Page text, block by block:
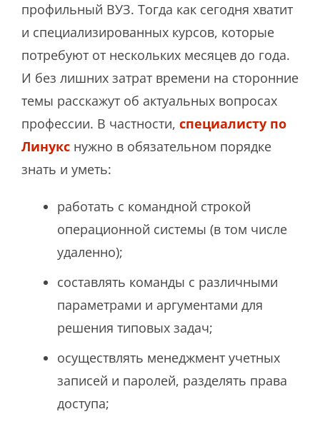
профильный ВУЗ. Тогда как сегодня хватит
и специализированных курсов, которые
потребуют от нескольких месяцев до года.
И без лишних затрат времени на сторонние
темы расскажут об актуальных вопросах
профессии. В частности, специалисту по
Линукс нужно в обязательном порядке
знать и уметь:
работать с командной строкой
операционной системы (в том числе
удаленно);
составлять команды с различными
параметрами и аргументами для
решения типовых задач;
осуществлять менеджмент учетных
записей и паролей, разделять права
доступа;